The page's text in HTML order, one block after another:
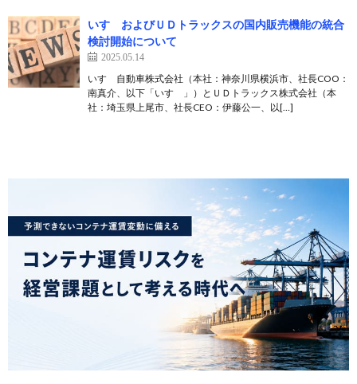
いすゞおよびＵＤトラックスの国内販売機能の統合
検討開始について
2025.05.14
いすゞ自動車株式会社（本社：神奈川県横浜市、社長COO：
南真介、以下「いすゞ」）とＵＤトラックス株式会社（本
社：埼玉県上尾市、社長CEO：伊藤公一、以[…]